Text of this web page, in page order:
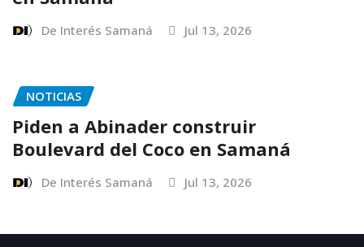
De Interés Samaná Jul 13, 2026
NOTICIAS
Piden a Abinader construir
Boulevard del Coco en Samaná
De Interés Samaná Jul 13, 2026